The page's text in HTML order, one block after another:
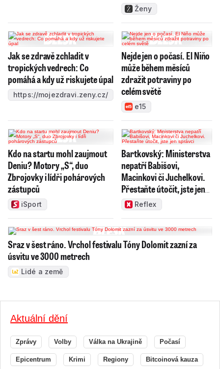
Ženy
Jak se zdravě zchladit v
tropických vedrech: Co
pomáhá a kdy už riskujete úpal
https://mojezdravi.zeny.cz/
Nejde jen o počasí. El Niňo
může během měsíců
zdražit potraviny po
celém světě
e15
Kdo na startu mohl zaujmout
Deniu? Motory „S“, duo
Zbrojovky i lídři pohárových
zástupců
iSport
Bartkovský: Ministerstva
nepatří Babišovi,
Macinkovi či Juchelkovi.
Přestaňte útočit, jste jen
správci
Reflex
Sraz v šest ráno. Vrchol festivalu Tóny Dolomit zazní za
úsvitu ve 3000 metrech
Lidé a země
Aktuální dění
Zprávy Volby Válka na Ukrajině Počasí
Epicentrum Krimi Regiony Bitcoinová kauza